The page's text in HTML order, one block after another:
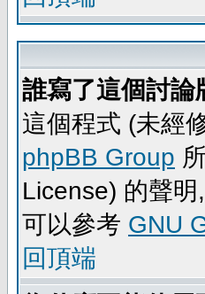
誰寫了這個討論
這個程式 (未經
phpBB Group
License) 的聲
可以參考 GNU
回頂端